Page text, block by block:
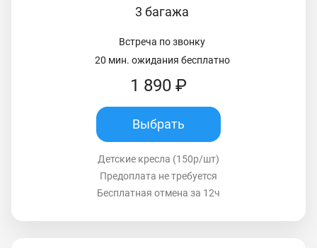
3 багажа
Встреча по звонку
20 мин. ожидания бесплатно
1 890 ₽
Выбрать
Детские кресла (150р/шт)
Предоплата не требуется
Бесплатная отмена за 12ч